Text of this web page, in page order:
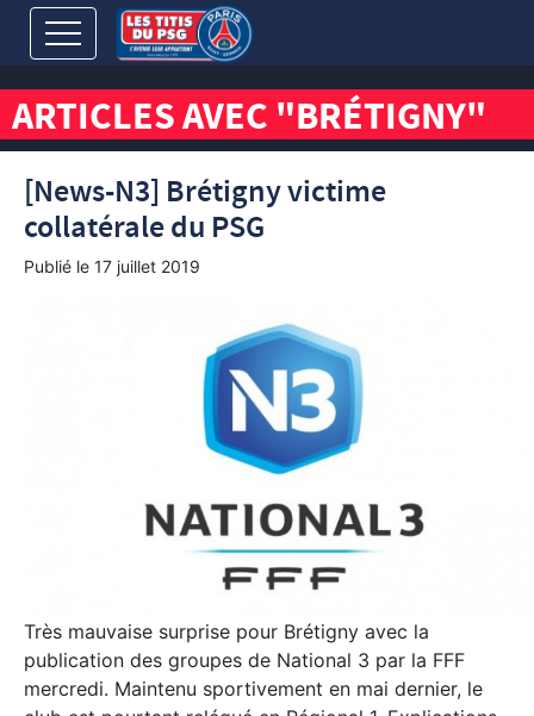
ARTICLES AVEC "BRÉTIGNY"
[News-N3] Brétigny victime
collatérale du PSG
Publié le 17 juillet 2019
Très mauvaise surprise pour Brétigny avec la
publication des groupes de National 3 par la FFF
mercredi. Maintenu sportivement en mai dernier, le